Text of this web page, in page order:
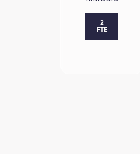
2
FTE